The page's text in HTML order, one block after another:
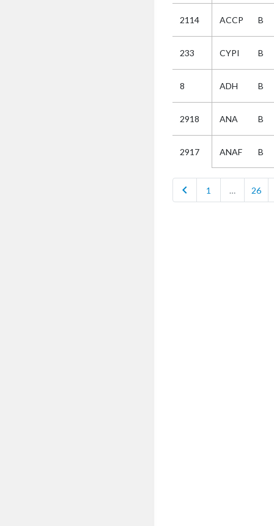
2114 ACCP B
233 CYPI B
8 ADH B
2918 ANA B
2917 ANAF B
chevron_left 1 … 26